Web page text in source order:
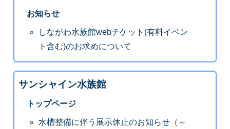
お知らせ
しながわ水族館webチケット(有料イベン
ト含む)のお求めについて
サンシャイン水族館
トップページ
水槽整備に伴う展示休止のお知らせ（～